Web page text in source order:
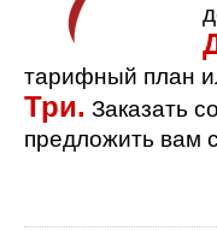
тарифный план
Три. Заказать
предложить вам